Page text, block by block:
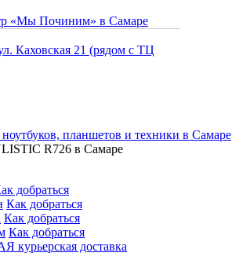
Каховская 21 (рядом с ТЦ
планшетов и техники в Самаре
R726 в Самаре
добраться
Как добраться
Как добраться
Как добраться
доставка